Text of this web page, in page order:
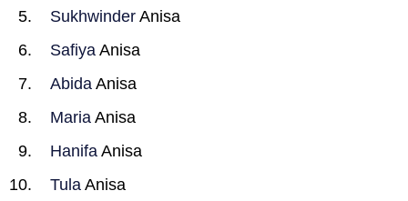
Sukhwinder Anisa
Safiya Anisa
Abida Anisa
Maria Anisa
Hanifa Anisa
Tula Anisa